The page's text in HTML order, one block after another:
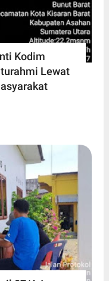
Kodim
Lewat